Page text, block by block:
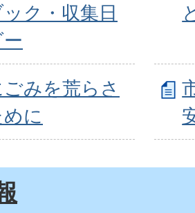
ク・収集日
みを荒らさ
に